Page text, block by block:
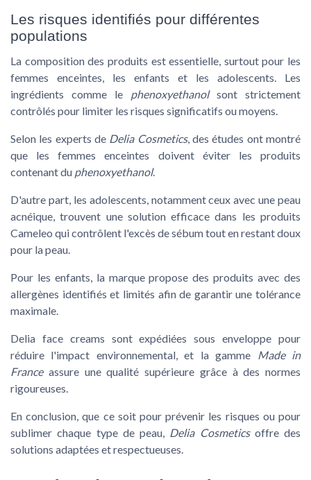
Les risques identifiés pour différentes
populations
La composition des produits est essentielle, surtout pour les
femmes enceintes, les enfants et les adolescents. Les
ingrédients comme le phenoxyethanolsont strictement
contrôlés pour limiter les risques significatifs ou moyens.
Selon les experts de Delia Cosmetics, des études ont montré
que les femmes enceintes doivent éviter les produits
contenant du phenoxyethanol.
D'autre part, les adolescents, notamment ceux avec une peau
acnéique, trouvent une solution efficace dans les produits
Cameleo qui contrôlent l'excès de sébum tout en restant doux
pour la peau.
Pour les enfants, la marque propose des produits avec des
allergènes identifiés et limités afin de garantir une tolérance
maximale.
Delia face creams sont expédiées sous enveloppe pour
réduire l'impact environnemental, et la gamme Made in
Franceassure une qualité supérieure grâce à des normes
rigoureuses.
En conclusion, que ce soit pour prévenir les risques ou pour
sublimer chaque type de peau, Delia Cosmeticsoffre des
solutions adaptées et respectueuses.